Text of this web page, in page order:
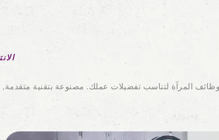
المرآة لتناسب تفضيلات عملك. مصنوعة بتقنية متقدمة,